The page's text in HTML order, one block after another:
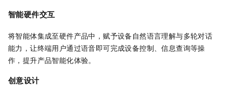
智能硬件交互
将智能体集成至硬件产品中，赋予设备自然语言理解与多轮对话
能力，让终端用户通过语音即可完成设备控制、信息查询等操
作，提升产品智能化体验。
创意设计